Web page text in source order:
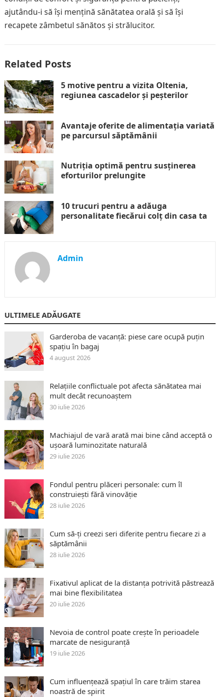
ajutându-i să își mențină sănătatea orală și să își
recapete zâmbetul sănătos și strălucitor.
Related Posts
5 motive pentru a vizita Oltenia,
regiunea cascadelor și peșterilor
Avantaje oferite de alimentația variată
pe parcursul săptămânii
Nutriția optimă pentru susținerea
eforturilor prelungite
10 trucuri pentru a adăuga
personalitate fiecărui colț din casa ta
Admin
ULTIMELE ADĂUGATE
Garderoba de vacanță: piese care ocupă puțin
spațiu în bagaj
4 august 2026
Relațiile conflictuale pot afecta sănătatea mai
mult decât recunoaștem
30 iulie 2026
Machiajul de vară arată mai bine când acceptă o
ușoară luminozitate naturală
29 iulie 2026
Fondul pentru plăceri personale: cum îl
construiești fără vinovăție
28 iulie 2026
Cum să-ți creezi seri diferite pentru fiecare zi a
săptămânii
28 iulie 2026
Fixativul aplicat de la distanța potrivită păstrează
mai bine flexibilitatea
20 iulie 2026
Nevoia de control poate crește în perioadele
marcate de nesiguranță
19 iulie 2026
Cum influențează spațiul în care trăim starea
noastră de spirit